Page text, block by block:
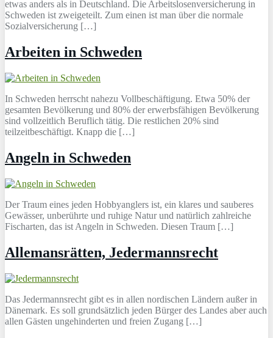
etwas anders als in Deutschland. Die Arbeitslosenversicherung in
Schweden ist zweigeteilt. Zum einen ist man über die normale
Sozialversicherung […]
Arbeiten in Schweden
In Schweden herrscht nahezu Vollbeschäftigung. Etwa 50% der
gesamten Bevölkerung und 80% der erwerbsfähigen Bevölkerung
sind vollzeitlich Beruflich tätig. Die restlichen 20% sind
teilzeitbeschäftigt. Knapp die […]
Angeln in Schweden
Der Traum eines jeden Hobbyanglers ist, ein klares und sauberes
Gewässer, unberührte und ruhige Natur und natürlich zahlreiche
Fischarten, das ist Angeln in Schweden. Diesen Traum […]
Allemansrätten, Jedermannsrecht
Das Jedermannsrecht gibt es in allen nordischen Ländern außer in
Dänemark. Es soll grundsätzlich jeden Bürger des Landes aber auch
allen Gästen ungehinderten und freien Zugang […]